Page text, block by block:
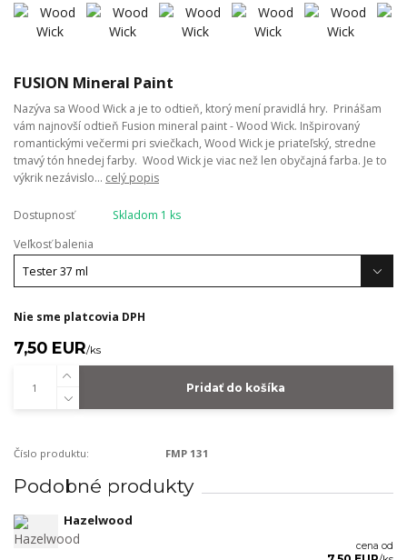
FUSION Mineral Paint
Nazýva sa Wood Wick a je to odtieň, ktorý mení pravidlá hry. Prinášam
vám najnovší odtieň Fusion mineral paint - Wood Wick. Inšpirovaný
romantickými večermi pri sviečkach, Wood Wick je priateľský, stredne
tmavý tón hnedej farby. Wood Wick je viac než len obyčajná farba. Je to
výkrik nezávislo... celý popis
Dostupnosť
Skladom 1 ks
Veľkosť balenia
Nie sme platcovia DPH
7,50 EUR/ks
Pridať do košíka
Číslo produktu: FMP 131
Podobné produkty
Hazelwood
cena od